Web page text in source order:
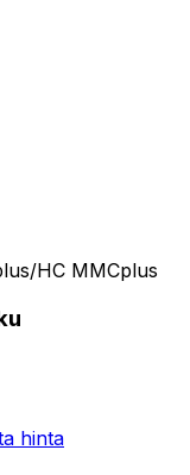
HC MMCplus
hinta